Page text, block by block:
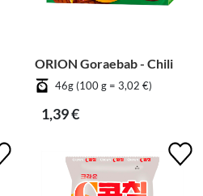
ORION Goraebab - Chili
46g (100 g = 3,02 €)
1,39 €